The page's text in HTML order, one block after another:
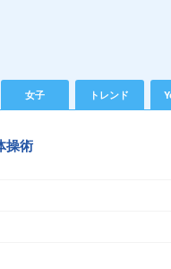
女子 トレンド
操術